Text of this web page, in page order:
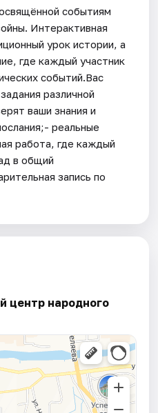
событиям
Интерактивная
урок истории, а
где каждый участник
событий.Вас
различной
ваши знания и
реальные
работа, где каждый
в общий
запись по
центр народного